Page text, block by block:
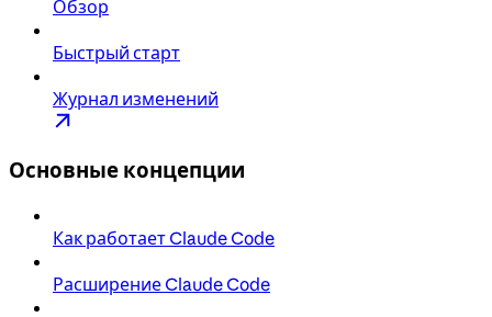
Обзор
Быстрый старт
Журнал изменений
Основные концепции
Как работает Claude Code
Расширение Claude Code